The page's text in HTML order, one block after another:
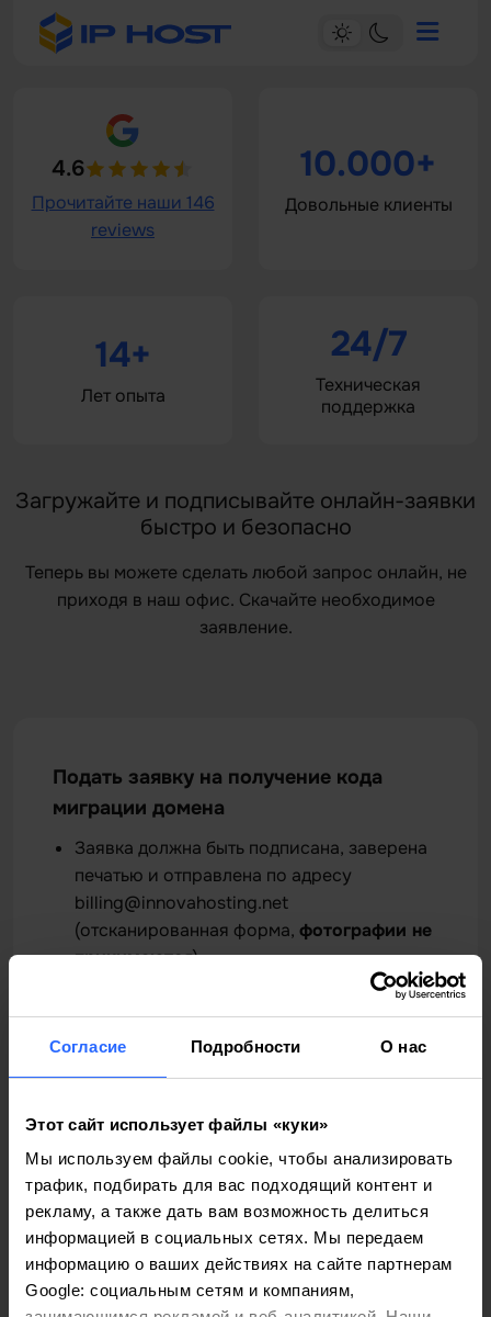
Согласие Подробности О нас
Этот сайт использует файлы «куки»
Мы используем файлы cookie, чтобы анализировать
трафик, подбирать для вас подходящий контент и
рекламу, а также дать вам возможность делиться
информацией в социальных сетях. Мы передаем
информацию о ваших действиях на сайте партнерам
Google: социальным сетям и компаниям,
4.6
Прочитайте наши 146
reviews
10.000+
Довольные клиенты
14+
Лет опыта
24/7
Техническая
поддержка
Загружайте и подписывайте онлайн-заявки
быстро и безопасно
Теперь вы можете сделать любой запрос онлайн, не
приходя в наш офис. Скачайте необходимое
заявление.
Подать заявку на получение кода
миграции домена
Заявка должна быть подписана, заверена
печатью и отправлена по адресу
billing@innovahosting.net
(отсканированная форма, фотографии не
принимаются).
Плата за обработку заявки для некоторых
доменов составляет 10 евро.
Для доменов с истекшим сроком действия
Добавить контактное лицо
Добавьте доверенных лиц, которые могут
получить доступ к панели управления и
запросить техническую поддержку или
конфиденциальные данные.
Запрос должен быть подписан, заверен